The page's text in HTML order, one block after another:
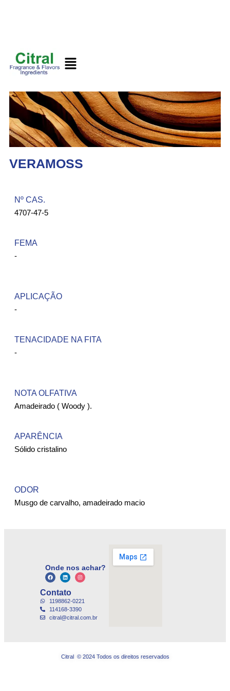
VERAMOSS
Nº CAS.​
4707-47-5
FEMA ​
-
APLICAÇÃO
-
TENACIDADE NA FITA
-
NOTA OLFATIVA
Amadeirado ( Woody ).
APARÊNCIA
Sólido cristalino
ODOR
Musgo de carvalho, amadeirado macio
Onde nos achar?
Contato
1198862-0221
114168-3390
citral@citral.com.br
Citral © 2024 Todos os direitos reservados